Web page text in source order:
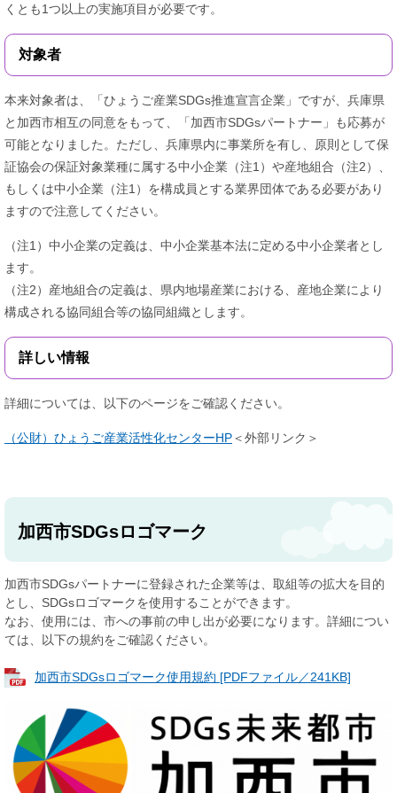
くとも1つ以上の実施項目が必要です。
対象者
本来対象者は、「ひょうご産業SDGs推進宣言企業」ですが、兵庫県
と加西市相互の同意をもって、「加西市SDGsパートナー」も応募が
可能となりました。ただし、兵庫県内に事業所を有し、原則として保
証協会の保証対象業種に属する中小企業（注1）や産地組合（注2）、
もしくは中小企業（注1）を構成員とする業界団体である必要があり
ますので注意してください。
（注1）中小企業の定義は、中小企業基本法に定める中小企業者とし
ます。
（注2）産地組合の定義は、県内地場産業における、産地企業により
構成される協同組合等の協同組織とします。
詳しい情報
詳細については、以下のページをご確認ください。
（公財）ひょうご産業活性化センターHP＜外部リンク＞
加西市SDGsロゴマーク
加西市SDGsパートナーに登録された企業等は、取組等の拡大を目的
とし、SDGsロゴマークを使用することができます。
なお、使用には、市への事前の申し出が必要になります。詳細につい
ては、以下の規約をご確認ください。
加西市SDGsロゴマーク使用規約 [PDFファイル／241KB]